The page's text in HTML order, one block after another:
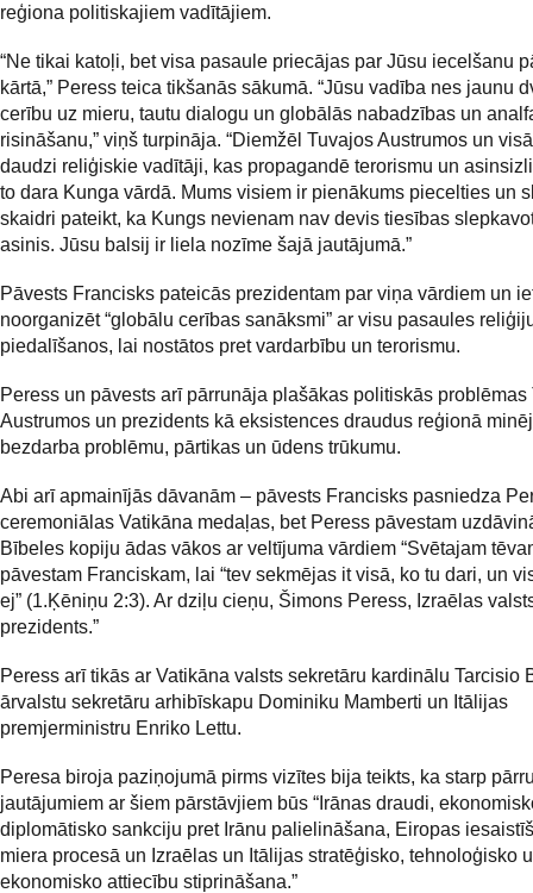
reģiona politiskajiem vadītājiem.
“Ne tikai katoļi, bet visa pasaule priecājas par Jūsu iecelšanu
kārtā,” Peress teica tikšanās sākumā. “Jūsu vadība nes jaunu
cerību uz mieru, tautu dialogu un globālās nabadzības un
risināšanu,” viņš turpināja. “Diemžēl Tuvajos Austrumos un
daudzi reliģiskie vadītāji, kas propagandē terorismu un
to dara Kunga vārdā. Mums visiem ir pienākums piecelties un
skaidri pateikt, ka Kungs nevienam nav devis tiesības
asinis. Jūsu balsij ir liela nozīme šajā jautājumā.”
Pāvests Francisks pateicās prezidentam par viņa vārdiem un
noorganizēt “globālu cerības sanāksmi” ar visu pasaules
piedalīšanos, lai nostātos pret vardarbību un terorismu.
Peress un pāvests arī pārrunāja plašākas politiskās problēmas
Austrumos un prezidents kā eksistences draudus reģionā
bezdarba problēmu, pārtikas un ūdens trūkumu.
Abi arī apmainījās dāvanām – pāvests Francisks pasniedza
ceremoniālas Vatikāna medaļas, bet Peress pāvestam
Bībeles kopiju ādas vākos ar veltījuma vārdiem “Svētajam
pāvestam Franciskam, lai “tev sekmējas it visā, ko tu dari, un
ej” (1.Ķēniņu 2:3). Ar dziļu cieņu, Šimons Peress, Izraēlas
prezidents.”
Peress arī tikās ar Vatikāna valsts sekretāru kardinālu Tarcisio
ārvalstu sekretāru arhibīskapu Dominiku Mamberti un Itālijas
premjerministru Enriko Lettu.
Peresa biroja paziņojumā pirms vizītes bija teikts, ka starp
jautājumiem ar šiem pārstāvjiem būs “Irānas draudi,
diplomātisko sankciju pret Irānu palielināšana, Eiropas
miera procesā un Izraēlas un Itālijas stratēģisko, tehnoloģisko
ekonomisko attiecību stiprināšana.”